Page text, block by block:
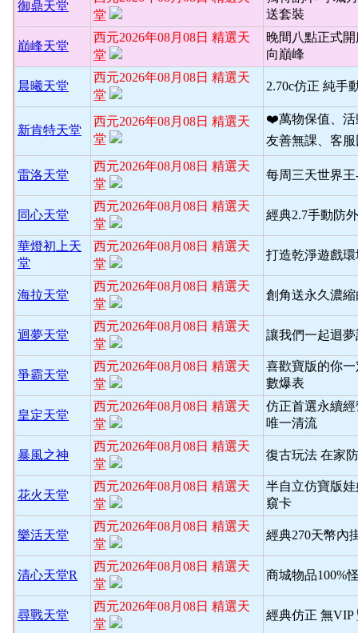
御鼎天堂
堂
送套裝
巔峰天堂
西元2026年08月08日 精選天
堂
晚間八點正式
向巔峰
晨曦天堂
西元2026年08月08日 精選天
堂
2.70c仿正 純手
新肯特天堂
西元2026年08月08日 精選天
堂
❤️萬物保值、活
友善無課、客
雷洛天堂
西元2026年08月08日 精選天
堂
每周三天世界
同心天堂
西元2026年08月08日 精選天
堂
經典2.7手動防
華燈初上天
堂
西元2026年08月08日 精選天
堂
打造乾淨遊戲
海拉天堂
西元2026年08月08日 精選天
堂
創角送永久濃
迴夢天堂
西元2026年08月08日 精選天
堂
讓我們一起迴
爭霸天堂
西元2026年08月08日 精選天
堂
喜歡寶版的你
數爆表
皇定天堂
西元2026年08月08日 精選天
堂
仿正首選永續
唯一清流
暴風之神
西元2026年08月08日 精選天
堂
復古玩法 在家
花火天堂
西元2026年08月08日 精選天
堂
半自立仿寶版
窺卡
樂活天堂
西元2026年08月08日 精選天
堂
經典270天幣內
清心天堂R
西元2026年08月08日 精選天
堂
商城物品100%
尋戰天堂
西元2026年08月08日 精選天
堂
經典仿正 無VIP